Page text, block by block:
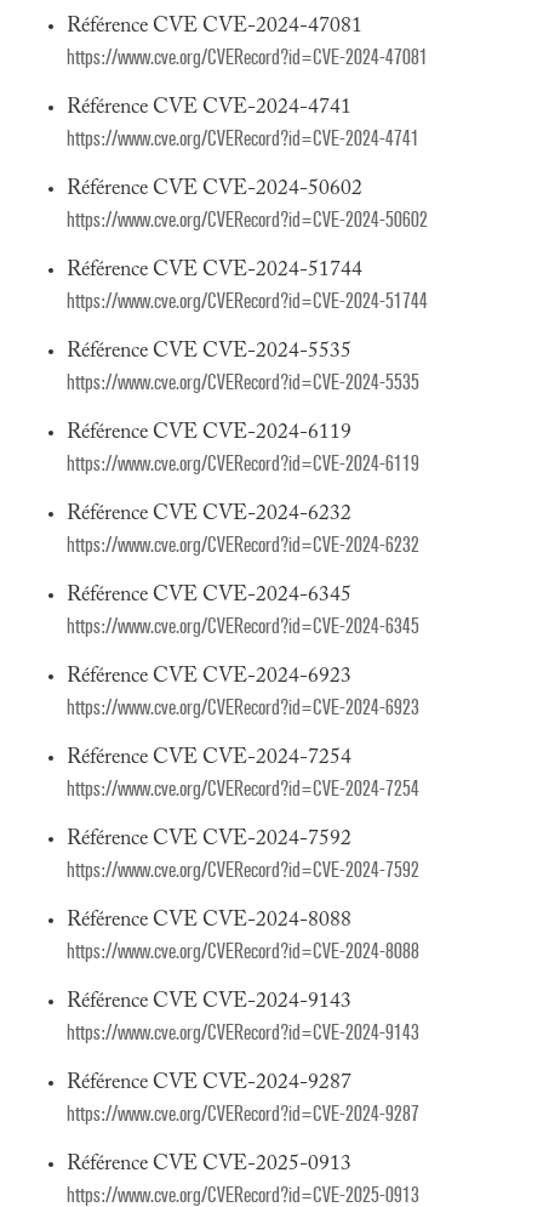
Référence CVE CVE-2024-47081
https://www.cve.org/CVERecord?id=CVE-2024-47081
Référence CVE CVE-2024-4741
https://www.cve.org/CVERecord?id=CVE-2024-4741
Référence CVE CVE-2024-50602
https://www.cve.org/CVERecord?id=CVE-2024-50602
Référence CVE CVE-2024-51744
https://www.cve.org/CVERecord?id=CVE-2024-51744
Référence CVE CVE-2024-5535
https://www.cve.org/CVERecord?id=CVE-2024-5535
Référence CVE CVE-2024-6119
https://www.cve.org/CVERecord?id=CVE-2024-6119
Référence CVE CVE-2024-6232
https://www.cve.org/CVERecord?id=CVE-2024-6232
Référence CVE CVE-2024-6345
https://www.cve.org/CVERecord?id=CVE-2024-6345
Référence CVE CVE-2024-6923
https://www.cve.org/CVERecord?id=CVE-2024-6923
Référence CVE CVE-2024-7254
https://www.cve.org/CVERecord?id=CVE-2024-7254
Référence CVE CVE-2024-7592
https://www.cve.org/CVERecord?id=CVE-2024-7592
Référence CVE CVE-2024-8088
https://www.cve.org/CVERecord?id=CVE-2024-8088
Référence CVE CVE-2024-9143
https://www.cve.org/CVERecord?id=CVE-2024-9143
Référence CVE CVE-2024-9287
https://www.cve.org/CVERecord?id=CVE-2024-9287
Référence CVE CVE-2025-0913
https://www.cve.org/CVERecord?id=CVE-2025-0913